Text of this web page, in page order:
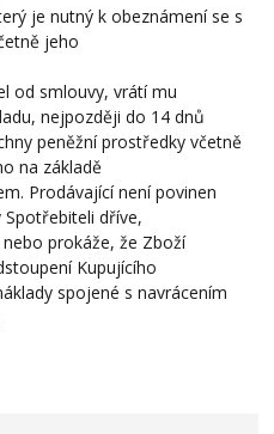
je nutný k obeznámení se s
jeho
od smlouvy, vrátí mu
nejpozději do 14 dnů
peněžní prostředky včetně
na základě
Prodávající není povinen
dříve,
prokáže, že Zboží
Kupujícího
spojené s navrácením